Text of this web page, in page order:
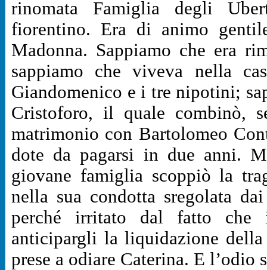
rinomata Famiglia degli
fiorentino. Era di animo
Madonna. Sappiamo che era
sappiamo che viveva nella
Giandomenico e i tre nipotini;
Cristoforo, il quale combinò,
matrimonio con Bartolomeo
dote da pagarsi in due anni.
giovane famiglia scoppiò la
nella sua condotta sregolata
perché irritato dal fatto
anticipargli la liquidazione
prese a odiare Caterina. E